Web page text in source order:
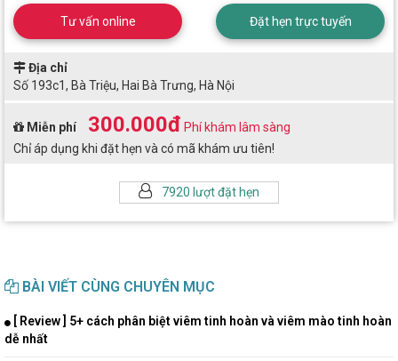
7920 lượt đặt hẹn
Tư vấn online Đặt hẹn trực tuyến
Địa chỉ
Số 193c1, Bà Triệu, Hai Bà Trưng, Hà Nội
Miễn phí 300.000đ Phí khám lâm sàng
Chỉ áp dụng khi đặt hẹn và có mã khám ưu tiên!
BÀI VIẾT CÙNG CHUYÊN MỤC
[ Review ] 5+ cách phân biệt viêm tinh hoàn và viêm mào tinh hoàn
dễ nhất